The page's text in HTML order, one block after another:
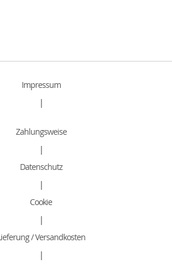
Impressum
|
Zahlungsweise
|
Datenschutz
|
Cookie
|
/ Versandkosten
|